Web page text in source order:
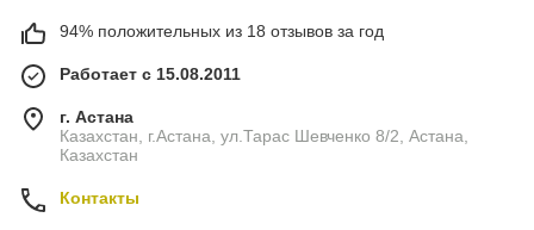
94% положительных из 18 отзывов за год
Работает с 15.08.2011
г. Астана
Казахстан, г.Астана, ул.Тарас Шевченко 8/2, Астана,
Казахстан
Контакты